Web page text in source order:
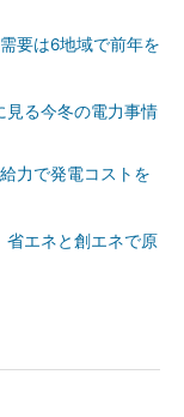
要は6地域で前年を
見る今冬の電力事情
力で発電コストを
省エネと創エネで原